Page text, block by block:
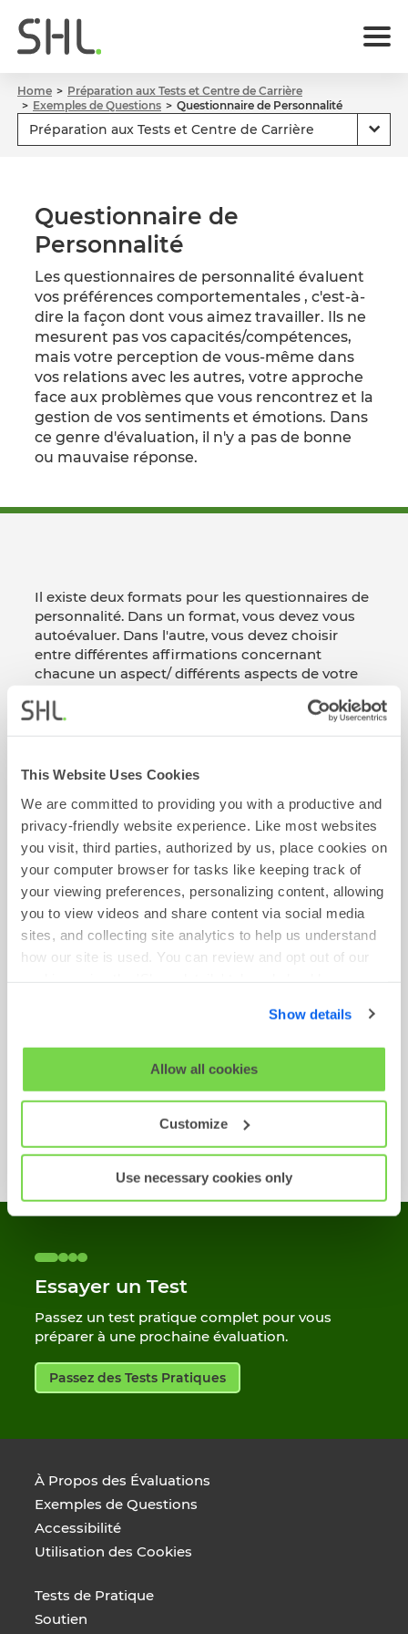
This Website Uses Cookies
We are committed to providing you with a productive and
privacy-friendly website experience. Like most websites
you visit, third parties, authorized by us, place cookies on
your computer browser for tasks like keeping track of
your viewing preferences, personalizing content, allowing
you to view videos and share content via social media
sites, and collecting site analytics to help us understand
how our site is used. You can review and opt out of our
SHL Privacy Statement
Policy
Show details
Allow all cookies
Customize
Use necessary cookies only
Home
Préparation aux Tests et Centre de Carrière
Exemples de Questions
Questionnaire de Personnalité
Questionnaire de
Personnalité
Les questionnaires de personnalité évaluent
vos préférences comportementales , c'est-à-
dire la façon dont vous aimez travailler. Ils ne
mesurent pas vos capacités/compétences,
mais votre perception de vous-même dans
vos relations avec les autres, votre approche
face aux problèmes que vous rencontrez et la
gestion de vos sentiments et émotions. Dans
ce genre d'évaluation, il n'y a pas de bonne
ou mauvaise réponse.
Il existe deux formats pour les questionnaires de
personnalité. Dans un format, vous devez vous
autoévaluer. Dans l'autre, vous devez choisir
entre différentes affirmations concernant
chacune un aspect/ différents aspects de votre
Les questions suivantes sont des exemples du
type de questions que vous pourriez rencontrer
Afficher les Exemples de Questions
Exemples D'évaluation
Des exemples des évaluations suivantes sont
disponibles :
Raisonnement Inductif
Questionnaire de Motivation
Questionnaire de Personnalité
Raisonnement Verbal
Raisonnement Numérique
Essayer un Test
Passez un test pratique complet pour vous
préparer à une prochaine évaluation.
Passez des Tests Pratiques
À Propos des Évaluations
Exemples de Questions
Accessibilité
Utilisation des Cookies
Tests de Pratique
Soutien